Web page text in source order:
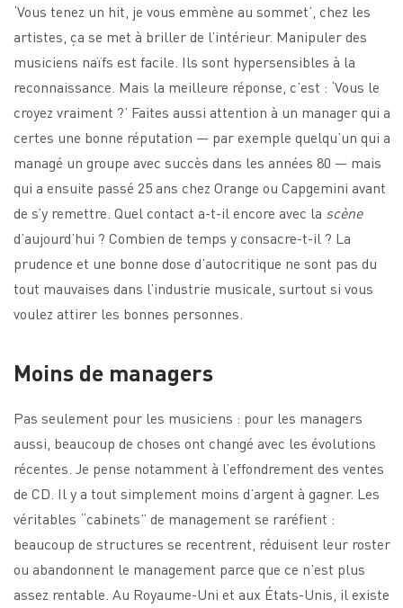
‘Vous tenez un hit, je vous emmène au sommet’, chez les
artistes, ça se met à briller de l’intérieur. Manipuler des
musiciens naïfs est facile. Ils sont hypersensibles à la
reconnaissance. Mais la meilleure réponse, c’est : ‘Vous le
croyez vraiment ?’ Faites aussi attention à un manager qui a
certes une bonne réputation — par exemple quelqu’un qui a
managé un groupe avec succès dans les années 80 — mais
qui a ensuite passé 25 ans chez Orange ou Capgemini avant
de s’y remettre. Quel contact a-t-il encore avec la scène
d’aujourd’hui ? Combien de temps y consacre-t-il ? La
prudence et une bonne dose d’autocritique ne sont pas du
tout mauvaises dans l’industrie musicale, surtout si vous
voulez attirer les bonnes personnes.
Moins de managers
Pas seulement pour les musiciens : pour les managers
aussi, beaucoup de choses ont changé avec les évolutions
récentes. Je pense notamment à l’effondrement des ventes
de CD. Il y a tout simplement moins d’argent à gagner. Les
véritables “cabinets” de management se raréfient :
beaucoup de structures se recentrent, réduisent leur roster
ou abandonnent le management parce que ce n’est plus
assez rentable. Au Royaume-Uni et aux États-Unis, il existe